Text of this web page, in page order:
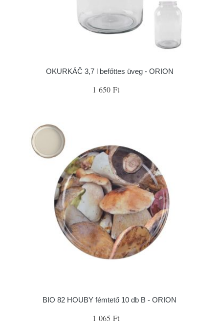
OKURKÁČ 3,7 l befőttes üveg - ORION
1 650 Ft
BIO 82 HOUBY fémtető 10 db B - ORION
1 065 Ft